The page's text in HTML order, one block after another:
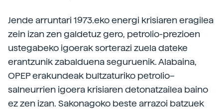
Jende arruntari 1973.eko energi krisiaren eragilea
zein izan zen galdetuz gero, petrolio-prezioen
ustegabeko igoerak sorterazi zuela dateke
erantzunik zabalduena seguruenik. Alabaina,
OPEP erakundeak bultzaturiko petrolio–
salneurrien igoera krisiaren detonatzailea baino
ez zen izan. Sakonagoko beste arrazoi batzuek